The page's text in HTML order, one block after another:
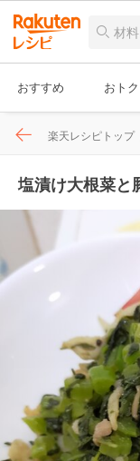
おすすめ おトク
楽天レシピトップ
塩漬け大根菜と